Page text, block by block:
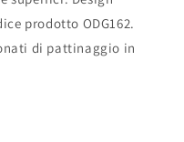
prodotto ODG162.
di pattinaggio in